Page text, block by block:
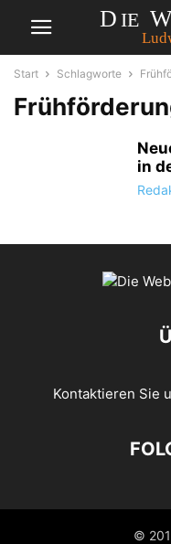
Start Schlagworte
in
Kontaktieren Sie
©